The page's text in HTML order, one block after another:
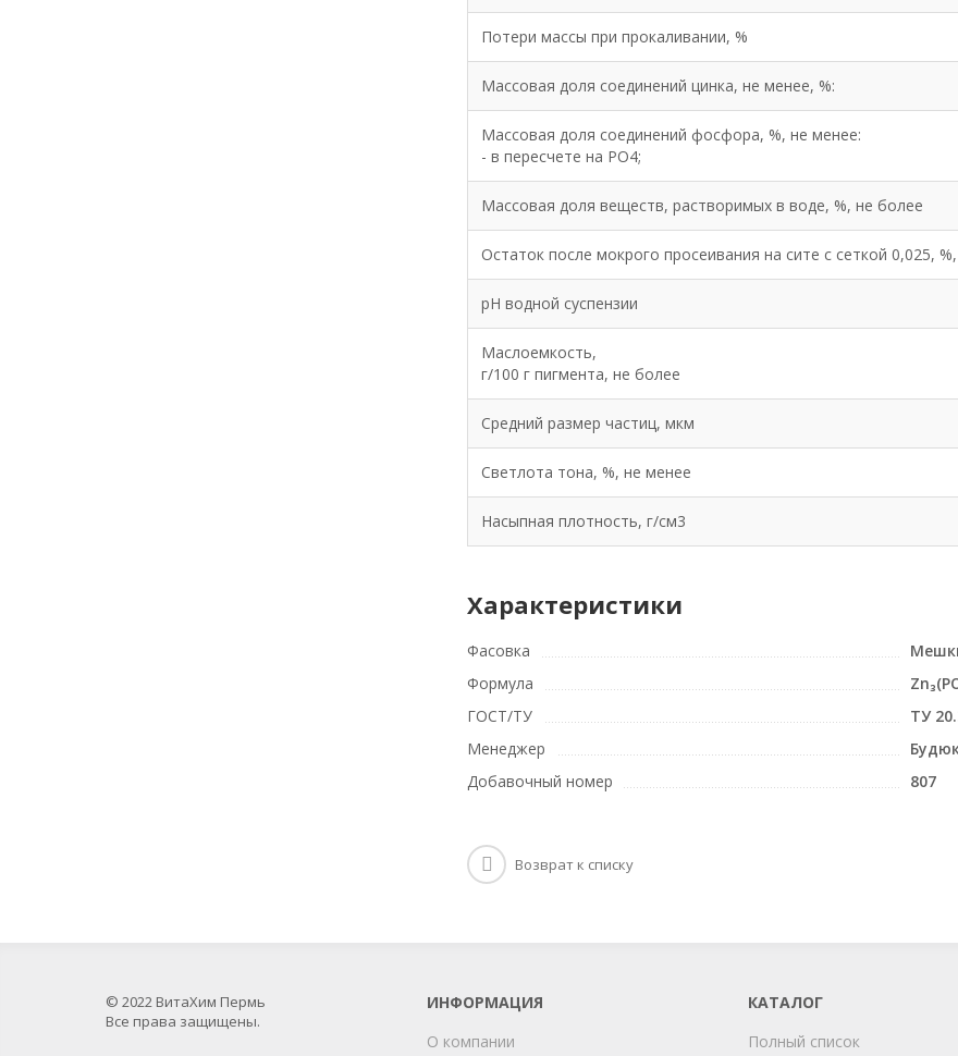
Потери массы при прокаливании, %
Массовая доля соединений цинка, не менее, %:
Массовая доля соединений фосфора, %, не менее:
- в пересчете на РО4;
Массовая доля веществ, растворимых в воде, %, не более
Остаток после мокрого просеивания на сите с сеткой 0,025,
рН водной суспензии
Маслоемкость,
г/100 г пигмента, не более
Средний размер частиц, мкм
Светлота тона, %, не менее
Насыпная плотность, г/см3
Характеристики
Фасовка
Формула
ГОСТ/ТУ
ТУ
Менеджер
Добавочный номер
807
Возврат к списку
ИНФОРМАЦИЯ
О компании
КАТАЛОГ
Полный список
© 2022 ВитаХим Пермь
Все права защищены.